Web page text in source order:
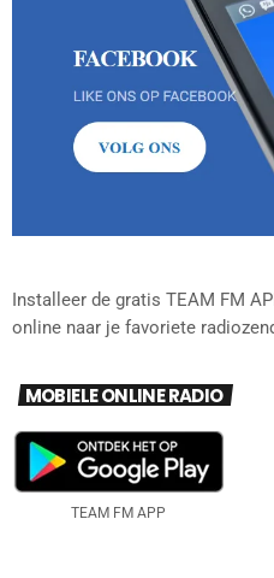
Installeer de gratis TEAM FM
online naar je favoriete
MOBIELE ONLINE RADIO
TEAM FM APP